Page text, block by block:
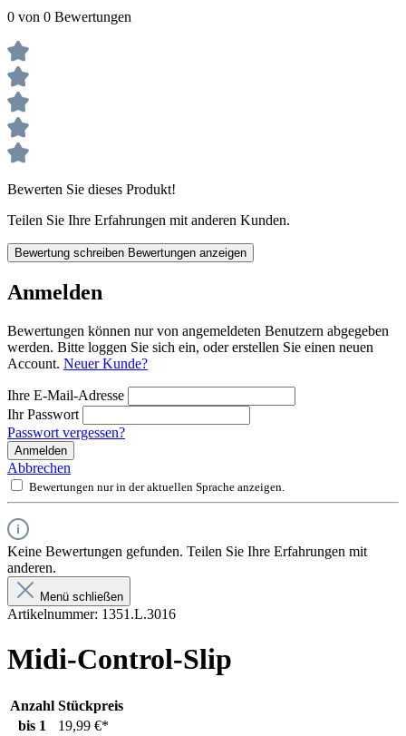
0 von 0 Bewertungen
Bewerten Sie dieses Produkt!
Teilen Sie Ihre Erfahrungen mit anderen Kunden.
Bewertung schreiben Bewertungen anzeigen
Anmelden
Bewertungen können nur von angemeldeten Benutzern abgegeben
werden. Bitte loggen Sie sich ein, oder erstellen Sie einen neuen
Account. Neuer Kunde?
Ihre E-Mail-Adresse
Ihr Passwort
Passwort vergessen?
Anmelden
Abbrechen
Bewertungen nur in der aktuellen Sprache anzeigen.
Keine Bewertungen gefunden. Teilen Sie Ihre Erfahrungen mit
anderen.
Menü schließen
Artikelnummer: 1351.L.3016
Midi-Control-Slip
Anzahl Stückpreis
bis 1 19,99 €*